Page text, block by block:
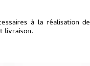
à la réalisation de
livraison.